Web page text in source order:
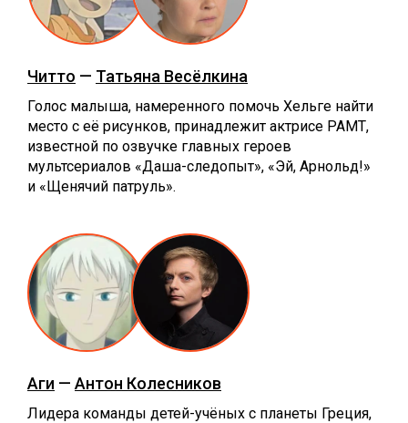
Читто — Татьяна Весёлкина
Голос малыша, намеренного помочь Хельге найти
место с её рисунков, принадлежит актрисе РАМТ,
известной по озвучке главных героев
мультсериалов «Даша-следопыт», «Эй, Арнольд!»
и «Щенячий патруль».
Аги — Антон Колесников
Лидера команды детей-учёных с планеты Греция,